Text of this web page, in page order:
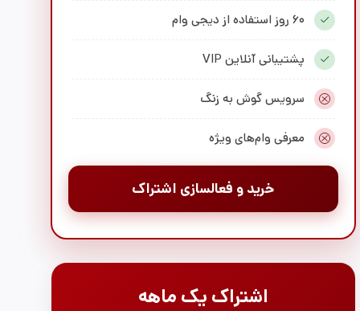
۶۰ روز استفاده از دیجی وام
پشتیبانی آنلاین VIP
سرویس گوش به زنگ
معرفی وام‌های ویژه
خرید و فعالسازی اشتراک
اشتراک یک ماهه